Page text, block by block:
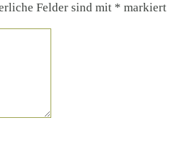
Felder sind mit * markiert